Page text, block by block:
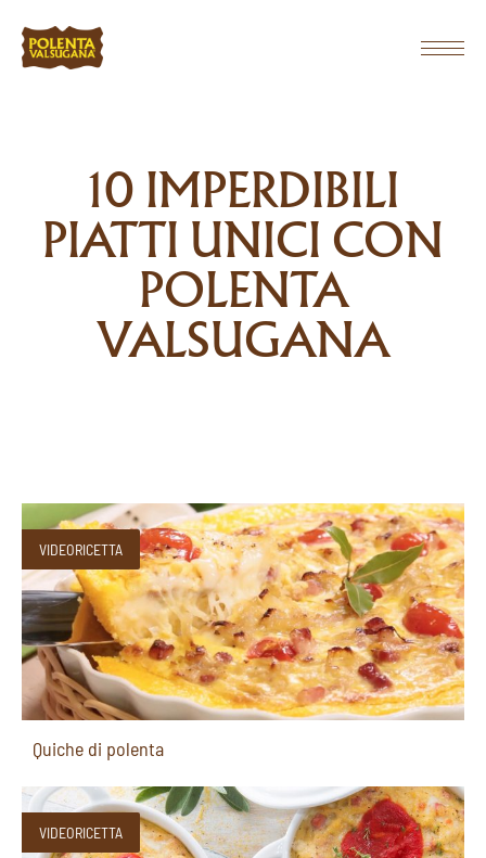
10 IMPERDIBILI
PIATTI UNICI CON
POLENTA
VALSUGANA
VIDEORICETTA
Quiche di polenta
VIDEORICETTA